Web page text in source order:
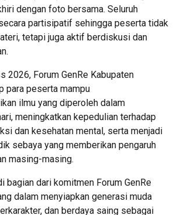
dengan foto bersama. Seluruh
partisipatif sehingga peserta tidak
tetapi juga aktif berdiskusi dan
2026, Forum GenRe Kabupaten
para peserta mampu
ilmu yang diperoleh dalam
meningkatkan kepedulian terhadap
dan kesehatan mental, serta menjadi
sebaya yang memberikan pengaruh
masing-masing.
bagian dari komitmen Forum GenRe
dalam menyiapkan generasi muda
dan berdaya saing sebagai